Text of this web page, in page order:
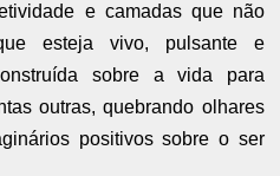
e camadas que não
esteja vivo, pulsante e
sobre a vida para
outras, quebrando olhares
positivos sobre o ser